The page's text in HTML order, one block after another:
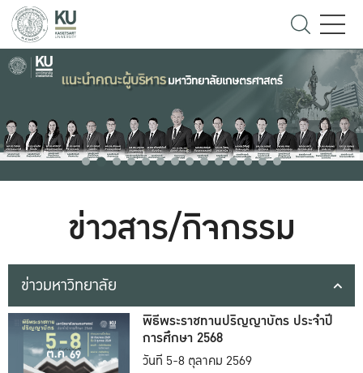
ข่าวสาร/กิจกรรม
ข่าวมหาวิทยาลัย
พิธีพระราชทานปริญญาบัตร ประจำปี
การศึกษา 2568
วันที่ 5-8 ตุลาคม 2569